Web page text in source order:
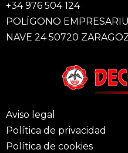
+34 976 504 124
POLÍGONO
NAVE 24 50720
Aviso legal
Política de privacidad
Política de cookies